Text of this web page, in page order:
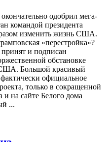
одобрил мега-
командой президента
изменить жизнь США.
«перестройка»?
и подписан
обстановке
Большой красивый
официальное
только в сокращенной
на сайте Белого дома
...